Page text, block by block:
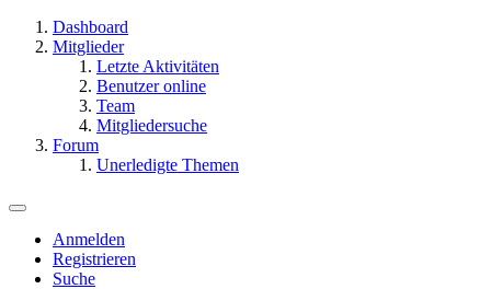
Dashboard
Mitglieder
Letzte Aktivitäten
Benutzer online
Team
Mitgliedersuche
Forum
Unerledigte Themen
Anmelden
Registrieren
Suche